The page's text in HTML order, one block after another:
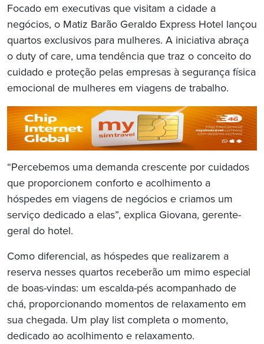
Focado em executivas que visitam a cidade a
negócios, o Matiz Barão Geraldo Express Hotel lançou
quartos exclusivos para mulheres. A iniciativa abraça
o duty of care, uma tendência que traz o conceito do
cuidado e proteção pelas empresas à segurança física
emocional de mulheres em viagens de trabalho.
“Percebemos uma demanda crescente por cuidados
que proporcionem conforto e acolhimento a
hóspedes em viagens de negócios e criamos um
serviço dedicado a elas”, explica Giovana, gerente-
geral do hotel.
Como diferencial, as hóspedes que realizarem a
reserva nesses quartos receberão um mimo especial
de boas-vindas: um escalda-pés acompanhado de
chá, proporcionando momentos de relaxamento em
sua chegada. Um play list completa o momento,
dedicado ao acolhimento e relaxamento.